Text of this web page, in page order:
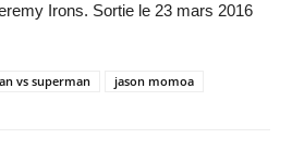
Irons. Sortie le 23 mars 2016
vs superman jason momoa